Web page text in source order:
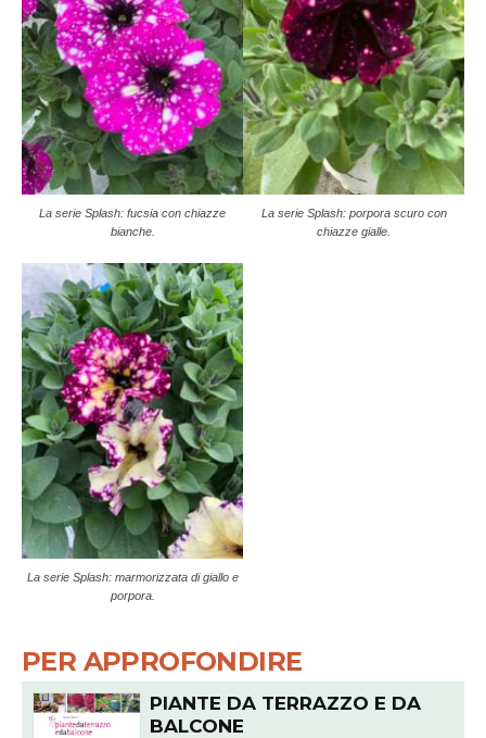
La serie Splash: fucsia con chiazze
bianche.
La serie Splash: porpora scuro con
chiazze gialle.
La serie Splash: marmorizzata di giallo e
porpora.
PER APPROFONDIRE
PIANTE DA TERRAZZO E DA
BALCONE